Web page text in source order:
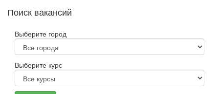
Поиск вакансий
Выберите город
Выберите курс